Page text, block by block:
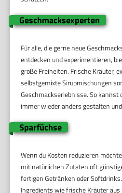
Geschmacksexperten
Für alle, die gerne neue
entdecken und experimentieren,
große Freiheiten. Frische Kräuter,
selbstgemixte Sirupmischungen
Geschmackserlebnisse. So kannst
immer wieder anders gestalten
Sparfüchse
Wenn du Kosten reduzieren
mit natürlichen Zutaten oft
fertigen Getränken oder
Ingredients wie frische Kräuter